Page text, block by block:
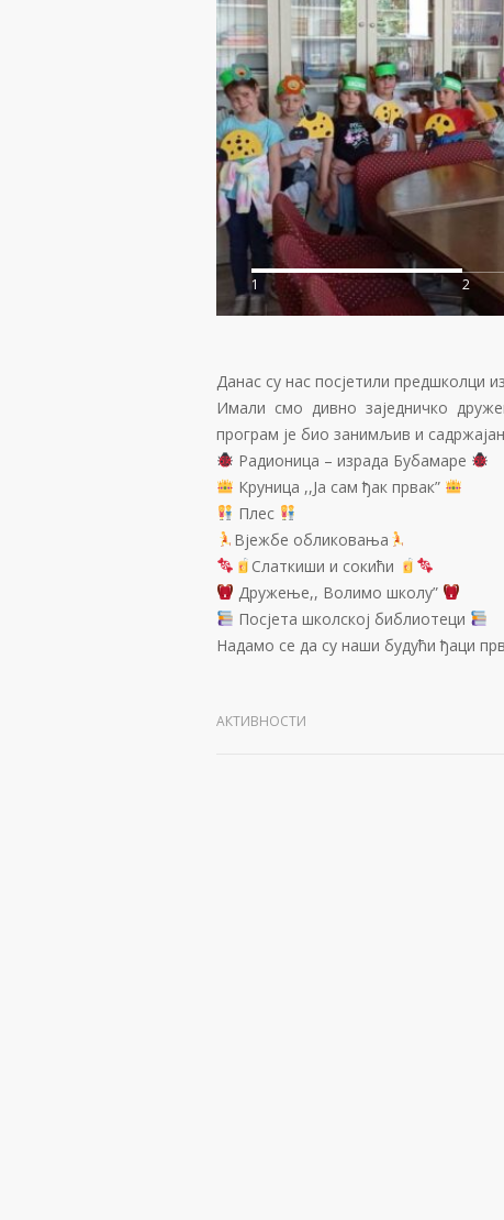
1 2
Данас су нас посјетили предшколци
Имали смо дивно заједничко
програм је био занимљив и
Радионица – израда Бубамаре
Круница ,,Ја сам ђак првак”
Плес
Вјежбе обликовања
Слаткиши и сокићи
Дружење,, Волимо школу”
Посјета школској библиотеци
Надамо се да су наши будући ђаци
АКТИВНОСТИ